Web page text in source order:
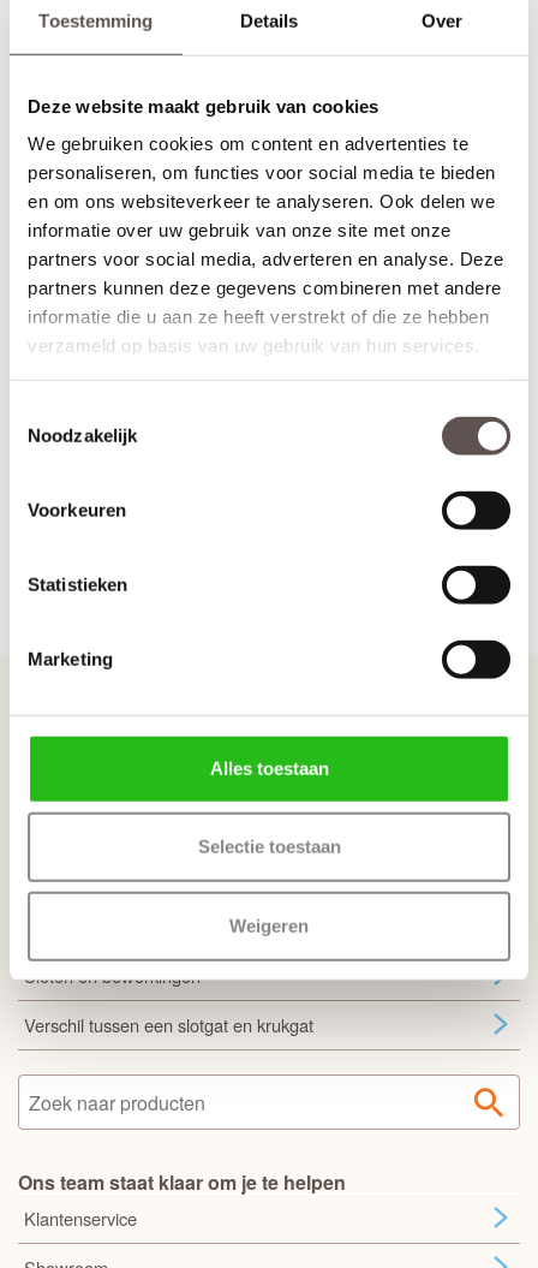
Toestemming Details Over
Deze website maakt gebruik van cookies
We gebruiken cookies om content en advertenties te
personaliseren, om functies voor social media te bieden
en om ons websiteverkeer te analyseren. Ook delen we
informatie over uw gebruik van onze site met onze
partners voor social media, adverteren en analyse. Deze
partners kunnen deze gegevens combineren met andere
informatie die u aan ze heeft verstrekt of die ze hebben
verzameld op basis van uw gebruik van hun services.
Noodzakelijk
Voorkeuren
Statistieken
Marketing
Alles toestaan
Selectie toestaan
Weigeren
DeVeraLux Zomer SP04 Blank glas
binnendeur is voorzien
van vier heldere gemonteerde hardglas ruiten en rechte profielen
aan de deurstijlen die samen zorgen voor tijdloze binnendeuren.
om direct af te kunnen lakken. AlleVeraLux Zomer SP04 Blank
glasbinnendeuren zijn voorzien van een slotgat. VeraLux Zomer
SP04 Blank glas
om de scharnieren eenvoudig te kunnen monteren. Een
paneeldeur deur met identieke uitstraling is de Veralux Winter
binnendeur. Levertijd is slechts 5 werkdagen. (zonder extra
bewerkingen)
Kenmerken VeraLux Zomer SP04 Blank glas
Materiaal: MDF
Afwerking: Grondverf RAL9010
Stompe deur heeft geen draairichting
Veel gestelde vragen
Zo bestel je een complete deur
Sloten en bewerkingen
Verschil tussen een slotgat en krukgat
Ons team staat klaar om je te helpen
Klantenservice